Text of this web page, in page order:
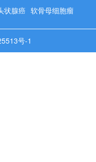
状腺癌 软骨母细胞瘤
号-1